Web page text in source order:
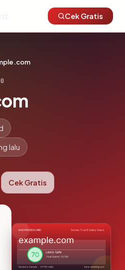
Cek Gratis
lalu
Cek Gratis